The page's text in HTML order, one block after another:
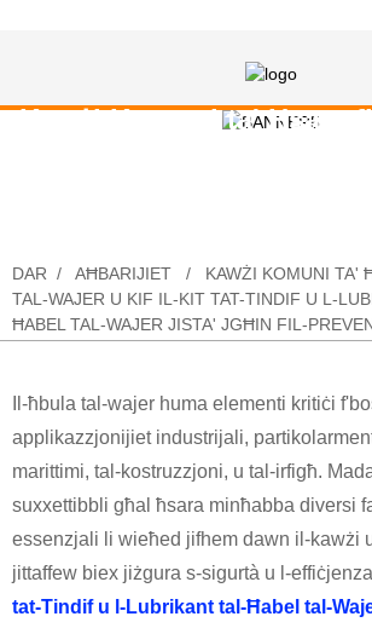
Kawżi Komuni ta' Ħsara
DAR AĦBARIJIET
KAWŻI KOMUNI TA'
TAL-WAJER U KIF IL-KIT TAT-TINDIF U L-
ĦABEL TAL-WAJER JISTA' JGĦIN FIL-
Il-ħbula tal-wajer huma elementi kritiċi
applikazzjonijiet industrijali,
marittimi, tal-kostruzzjoni, u tal-irfigħ.
suxxettibbli għal ħsara minħabba diversi
essenzjali li wieħed jifhem dawn il-kawżi
jittaffew biex jiżgura s-sigurtà u l-
tat-Tindif u l-Lubrikant tal-Ħabel tal-